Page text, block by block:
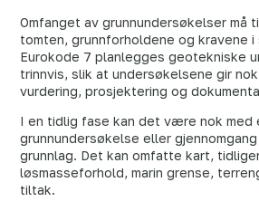
Omfanget av grunnundersøkelser må
tomten, grunnforholdene og kravene
Eurokode 7 planlegges geotekniske
trinnvis, slik at undersøkelsene gir
vurdering, prosjektering og
I en tidlig fase kan det være nok med
grunnundersøkelse eller
grunnlag. Det kan omfatte kart,
løsmasseforhold, marin grense,
tiltak.